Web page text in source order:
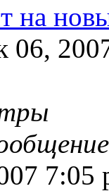
на
06,
7:05